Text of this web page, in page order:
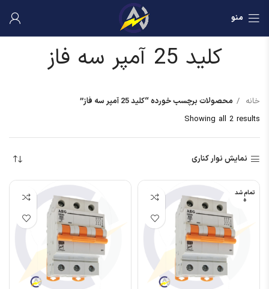
منو
کلید 25 آمپر سه فاز
خانه
محصولات برچسب خورده “کلید 25 آمپر سه فاز”
Showing all 2 results
نمایش نوار کناری
تمام شد
ه